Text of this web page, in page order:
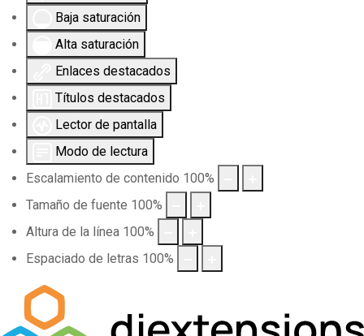
Baja saturación
Alta saturación
Enlaces destacados
Títulos destacados
Lector de pantalla
Modo de lectura
Escalamiento de contenido 100%
Tamaño de fuente 100%
Altura de la línea 100%
Espaciado de letras 100%